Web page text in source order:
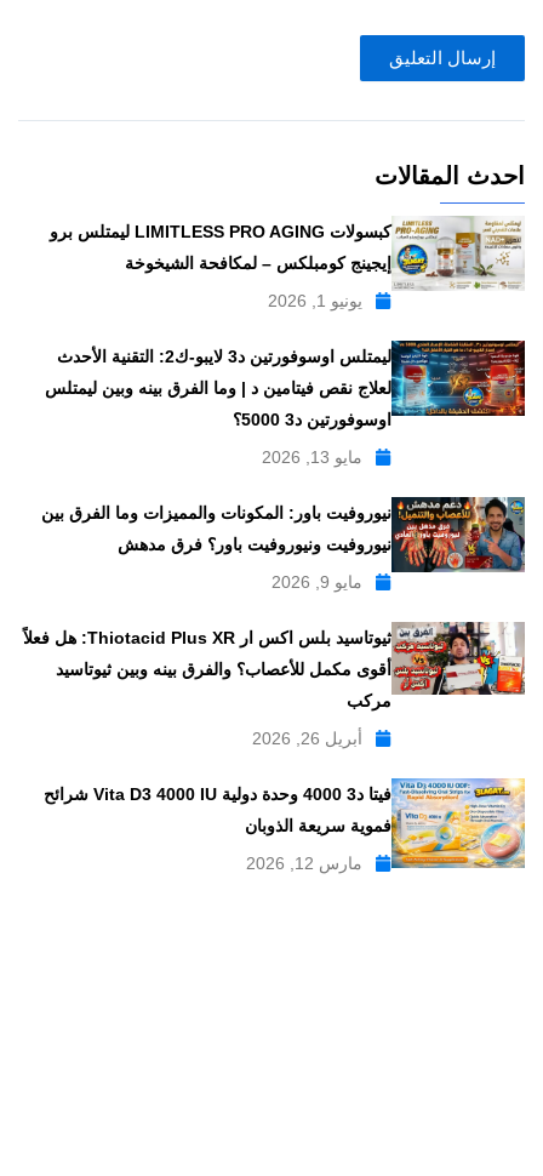
احدث المقالات
كبسولات LIMITLESS PRO AGING ليمتلس برو
إيجينج كومبلكس – لمكافحة الشيخوخة
يونيو 1, 2026
ليمتلس اوسوفورتين د3 لايبو-ك2: التقنية الأحدث
لعلاج نقص فيتامين د | وما الفرق بينه وبين ليمتلس
اوسوفورتين د3 5000؟
مايو 13, 2026
نيوروفيت باور: المكونات والمميزات وما الفرق بين
نيوروفيت ونيوروفيت باور؟ فرق مدهش
مايو 9, 2026
ثيوتاسيد بلس اكس ار Thiotacid Plus XR: هل فعلاً
أقوى مكمل للأعصاب؟ والفرق بينه وبين ثيوتاسيد
مركب
أبريل 26, 2026
فيتا د3 4000 وحدة دولية Vita D3 4000 IU شرائح
فموية سريعة الذوبان
مارس 12, 2026